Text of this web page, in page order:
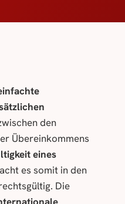
den
Übereinkommens
eines
es somit in den
Die